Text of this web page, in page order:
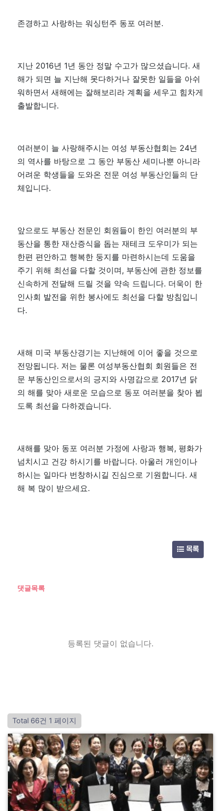
존경하고 사랑하는 워싱턴주 동포 여러분.
지난 2016년 1년 동안 정말 수고가 많으셨습니다. 새
해가 되면 늘 지난해 못다하거나 잘못한 일들을 아쉬
워하면서 새해에는 잘해보리라 계획을 세우고 힘차게
출발합니다.
여러분이 늘 사랑해주시는 여성 부동산협회는 24년
의 역사를 바탕으로 그 동안 부동산 세미나뿐 아니라
어려운 학생들을 도와온 전문 여성 부동산인들의 단
체입니다.
앞으로도 부동산 전문인 회원들이 한인 여러분의 부
동산을 통한 재산증식을 돕는 재테크 도우미가 되는
한편 편안하고 행복한 둥지를 마련하시는데 도움을
주기 위해 최선을 다할 것이며, 부동산에 관한 정보를
신속하게 전달해 드릴 것을 약속 드립니다. 더욱이 한
인사회 발전을 위한 봉사에도 최선을 다할 방침입니
다.
새해 미국 부동산경기는 지난해에 이어 좋을 것으로
전망됩니다. 저는 물론 여성부동산협회 회원들은 전
문 부동산인으로서의 긍지와 사명감으로 2017년 닭
의 해를 맞아 새로운 모습으로 동포 여러분을 찾아 뵙
도록 최선을 다하겠습니다.
새해를 맞아 동포 여러분 가정에 사랑과 행복, 평화가
넘치시고 건강 하시기를 바랍니다. 아울러 개인이나
하시는 일마다 번창하시길 진심으로 기원합니다. 새
해 복 많이 받으세요.
목록
댓글목록
등록된 댓글이 없습니다.
Total 66건 1 페이지